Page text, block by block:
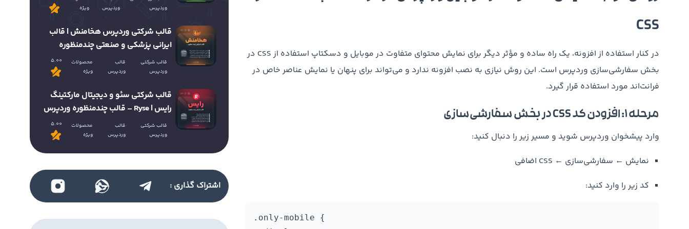
CSS
در کنار استفاده از افزونه، یک راه ساده و مؤثر دیگر برای نمایش محتوای متفاوت در موبایل و دسکتاپ استفاده از CSS در
بخش سفارشی‌سازی وردپرس است. این روش نیازی به نصب افزونه ندارد و می‌تواند برای پنهان یا نمایش عناصر خاص در
فرانت‌اند مورد استفاده قرار گیرد.
مرحله ۱: افزودن کد CSS در بخش سفارشی‌سازی
وارد پیشخوان وردپرس شوید و مسیر زیر را دنبال کنید:
نمایش ← سفارشی‌سازی ← CSS اضافی
کد زیر را وارد کنید:
.only-mobile {
وردپرس
وردپرس
ویژه
قالب شرکتی وردپرس هخامنش | قالب
ایرانی پزشکی و صنعتی چندمنظوره
قالب شرکتی
وردپرس
قالب
وردپرس
محصولات
ویژه
5.00
قالب شرکتی سئو و دیجیتال مارکتینگ
رایس | Ryse – قالب چندمنظوره وردپرس
قالب شرکتی
وردپرس
قالب
وردپرس
محصولات
ویژه
5.00
اشتراک گذاری :